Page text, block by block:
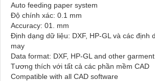
Auto feeding paper system
Độ chính xác: 0.1 mm
Accuracy: 01. mm
Định dạng dữ liệu: DXF, HP-GL và các định
may
Data format: DXF, HP-GL and other
Tương thích với tất cả các phần mềm CAD
Compatible with all CAD software